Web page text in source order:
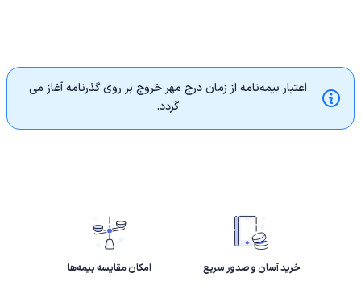
اعتبار بیمه‌نامه از زمان درج مهر خروج بر روی گذرنامه آغاز می
گردد.
خرید آسان و صدور سریع امکان مقایسه بیمه‌ها